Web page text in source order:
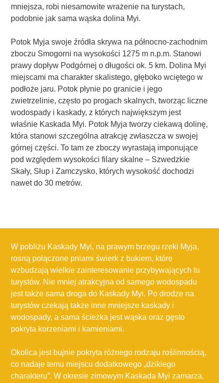
mniejsza, robi niesamowite wrażenie na turystach,
podobnie jak sama wąska dolina Myi.
Potok Myja swoje źródła skrywa na północno-zachodnim
zboczu Smogorni na wysokości 1275 m n.p.m. Stanowi
prawy dopływ Podgórnej o długości ok. 5 km. Dolina Myi
miejscami ma charakter skalistego, głęboko wciętego w
podłoże jaru. Potok płynie po granicie i jego
zwietrzelinie, często po progach skalnych, tworząc liczne
wodospady i kaskady, z których największym jest
właśnie Kaskada Myi. Potok Myja tworzy ciekawą dolinę,
która stanowi szczególna atrakcję zwłaszcza w swojej
górnej części. To tam ze zboczy wyrastają imponujące
pod względem wysokości filary skalne – Szwedzkie
Skały, Słup i Zamczysko, których wysokość dochodzi
nawet do 30 metrów.
W pobliżu Kaskady Myi, na prawym brzegu rzeki Myja,
rosną połączone pniami świerk z bukiem, które
wzbudzają wielkie zainteresowanie przybywających tu
turystów. Nie mniej atrakcyjna od samego wodospadu
jest także sama droga do Kaskady Myi. Po drodze na
turystów czekają także inne mniejsze kaskady i
wodospady, a sama ścieżka jest wąska oraz gęsto
pokryta korzeniami i kamieniami.
Okolica jest bujnie pokryta różnego rodzaju roślinnością,
co nadaje temu miejscu dodatkowego „dzikiego
charakteru”. W okresie zimowym Kaskada Myi zamarza,